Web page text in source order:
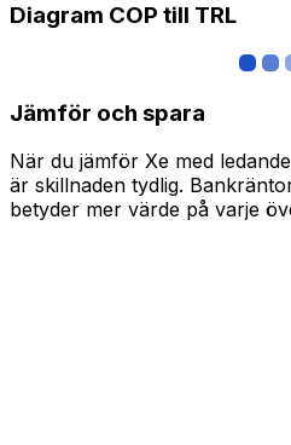
Diagram COP till TRL
Jämför och spara
När du jämför Xe med
är skillnaden tydlig.
betyder mer värde på varje